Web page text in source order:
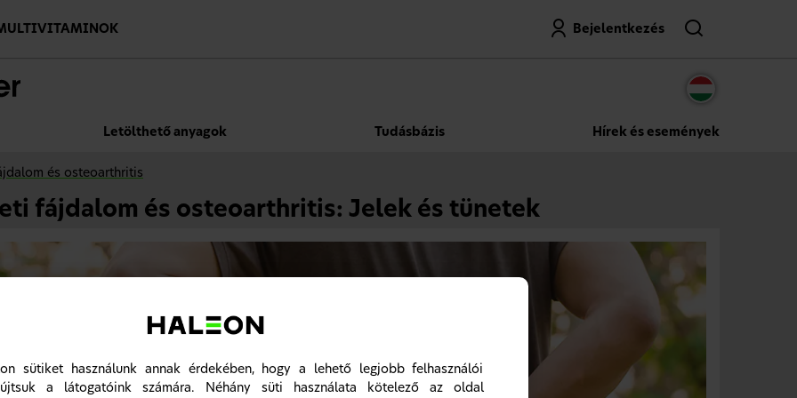
Bejelentkezés
Letölthető anyagok Tudásbázis Hírek és események
és osteoarthritis
fájdalom és osteoarthritis: Jelek és tünetek
sütiket használunk annak érdekében, hogy a lehető legjobb felhasználói
a látogatóink számára. Néhány süti használata kötelező az oldal